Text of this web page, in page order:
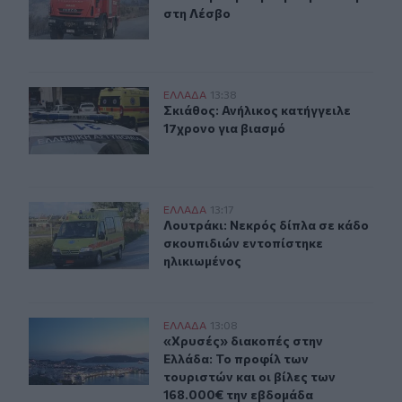
στη Λέσβο
Σκιάθος: Ανήλικος κατήγγειλε 17χρονο για βιασμό
ΕΛΛAΔΑ 13:38
Σκιάθος: Ανήλικος κατήγγειλε
Σκιάθος: Ανήλικος κατήγγειλε
17χρονο για βιασμό
Λουτράκι: Νεκρός δίπλα σε κάδο σκουπιδιών
ΕΛΛAΔΑ 13:17
Λουτράκι: Νεκρός δίπλα σε κάδο
Λουτράκι: Νεκρός δίπλα σε κάδο
σκουπιδιών εντοπίστηκε
ηλικιωμένος
«Χρυσές» διακοπές στην Ελλάδα: Το προφίλ των
ΕΛΛAΔΑ 13:08
«Χρυσές» διακοπές στην Ελλάδα:
«Χρυσές» διακοπές στην
Ελλάδα: Το προφίλ των
τουριστών και οι βίλες των
168.000€ την εβδομάδα